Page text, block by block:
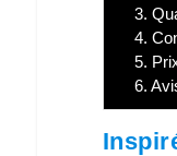
3.
4.
5.
6.